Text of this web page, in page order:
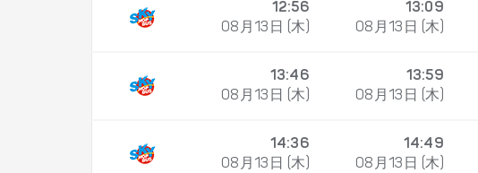
12:56
08月13日 (木)
13:09
08月13日 (木)
13:46
08月13日 (木)
13:59
08月13日 (木)
14:36
08月13日 (木)
14:49
08月13日 (木)